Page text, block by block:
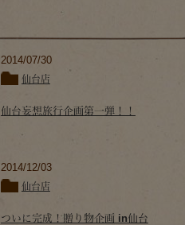
2014/07/30
仙台店
仙台妄想旅行企画第一弾！！
2014/12/03
仙台店
ついに完成！贈り物企画 in仙台